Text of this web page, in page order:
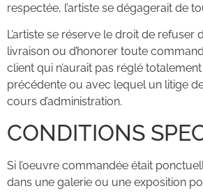
respectée, l’artiste se dégagerait de
L’artiste se réserve le droit de refuser
livraison ou d’honorer toute
client qui n’aurait pas réglé
précédente ou avec lequel un litige
cours d’administration.
CONDITIONS
Si l’oeuvre commandée était
dans une galerie ou une exposition